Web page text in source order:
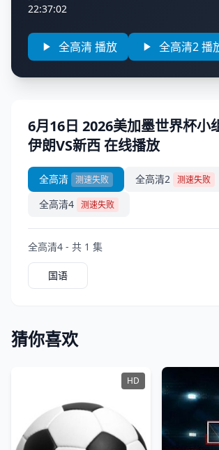
22:37:02
全高清 播放 全高清2 播
6月16日 2026美加墨世界杯小
伊朗VS新西 在线播放
全高清 测速失败 全高清2 测速失败
全高清4 测速失败
全高清4 - 共 1 集
国语
猜你喜欢
HD